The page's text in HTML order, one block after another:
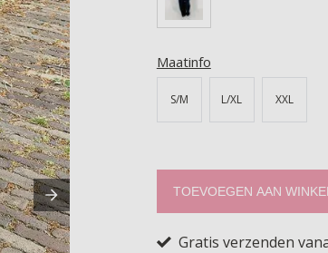
Maatinfo
S/M L/XL XXL
TOEVOEGEN AAN
Gratis verzenden